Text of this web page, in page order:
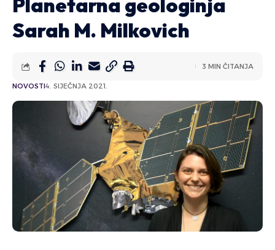
Planetarna geologinja
Sarah M. Milkovich
NOVOSTI4. SIJEČNJA 2021.
3 MIN ČITANJA